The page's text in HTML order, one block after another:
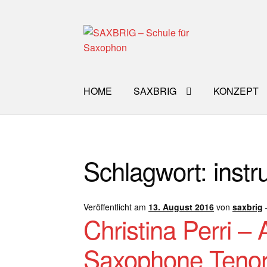
Zur
Navigation
Zum
Inhalt
HOME SAXBRIG KONZEPT
Impro Basic – Download PDF + mp3 INFOS
Schlagwort:
Veröffentlicht am 13. August 2016 vonsaxbrig
Christina Perri –
Saxophone